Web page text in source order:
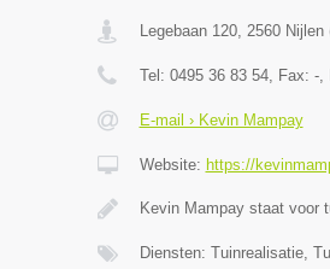
Legebaan 120, 2560 Nijlen
Tel: 0495 36 83 54, Fax: -,
E-mail › Kevin Mampay
Website: https://
Kevin Mampay staat voor
Diensten: Tuinrealisatie,